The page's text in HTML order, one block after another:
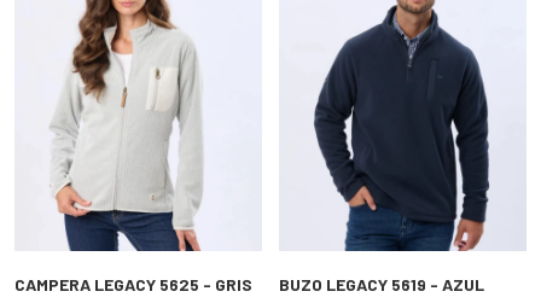
CAMPERA LEGACY 5625 - GRIS BUZO LEGACY 5619 - AZUL